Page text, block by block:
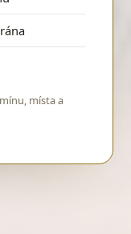
místa a